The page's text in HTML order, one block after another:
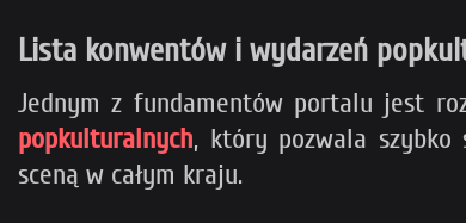
Lista konwentów i wydarzeń
Jednym z fundamentów portalu jest
popkulturalnych, który pozwala szybko
sceną w całym kraju.